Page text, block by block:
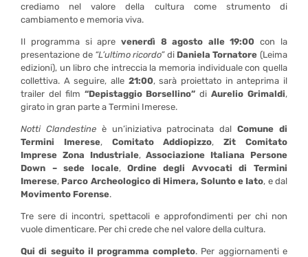
crediamo nel valore della cultura come strumento di
cambiamento e memoria viva.
Il programma si apre venerdì 8 agosto alle 19:00 con la
presentazione de “L’ultimo ricordo”di Daniela Tornatore (Leima
edizioni), un libro che intreccia la memoria individuale con quella
collettiva. A seguire, alle 21:00, sarà proiettato in anteprima il
trailer del film “Depistaggio Borsellino” diAurelio Grimaldi,
girato in gran parte a Termini Imerese.
Notti Clandestine è un’iniziativa patrocinata dalComune di
Termini Imerese, Comitato Addiopizzo,Zit Comitato
Imprese Zona Industriale,Associazione Italiana Persone
Down – sede locale,Ordine degli Avvocati di Termini
Imerese, Parco Archeologico di Himera, Solunto e Iato, e dal
Movimento Forense.
Tre sere di incontri, spettacoli e approfondimenti per chi non
vuole dimenticare. Per chi crede che nel valore della cultura.
Qui di seguito il programma completo. Per aggiornamenti e